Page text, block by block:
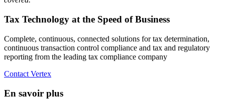
Tax Technology at the Speed of Business
Complete, continuous, connected solutions for tax determination,
continuous transaction control compliance and tax and regulatory
reporting from the leading tax compliance company
Contact Vertex
En savoir plus